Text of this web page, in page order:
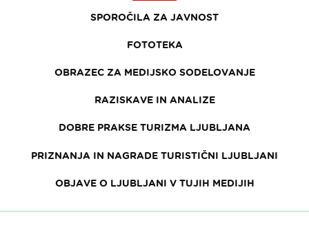
SPOROČILA ZA JAVNOST
FOTOTEKA
OBRAZEC ZA MEDIJSKO SODELOVANJE
RAZISKAVE IN ANALIZE
DOBRE PRAKSE TURIZMA LJUBLJANA
PRIZNANJA IN NAGRADE TURISTIČNI LJUBLJANI
OBJAVE O LJUBLJANI V TUJIH MEDIJIH